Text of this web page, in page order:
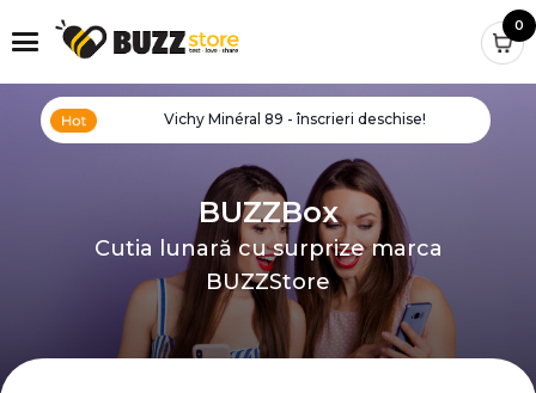
0
Vichy Minéral 89 - înscrieri deschise!
BUZZBox
Cutia lunară cu surprize marca
BUZZStore